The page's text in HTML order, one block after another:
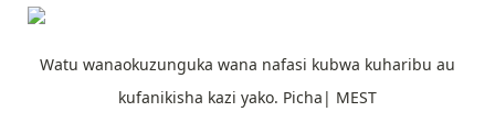
Watu wanaokuzunguka wana nafasi kubwa kuharibu au
kufanikisha kazi yako. Picha| MEST